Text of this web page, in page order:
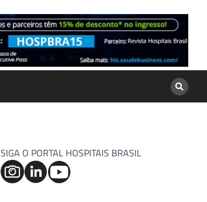
SIGA O PORTAL HOSPITAIS BRASIL